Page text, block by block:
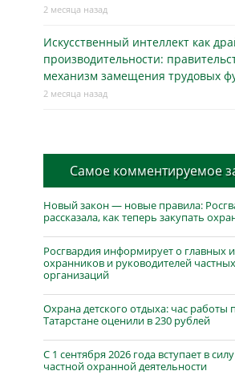
2 месяца назад
Искусственный интеллект как
производительности:
механизм замещения трудовых
2 месяца назад
Самое комментируемое
Новый закон — новые правила:
рассказала, как теперь закупать
Росгвардия информирует о главных
охранников и руководителей
организаций
Охрана детского отдыха: час работы
Татарстане оценили в 230 рублей
С 1 сентября 2026 года вступает в
частной охранной деятельности